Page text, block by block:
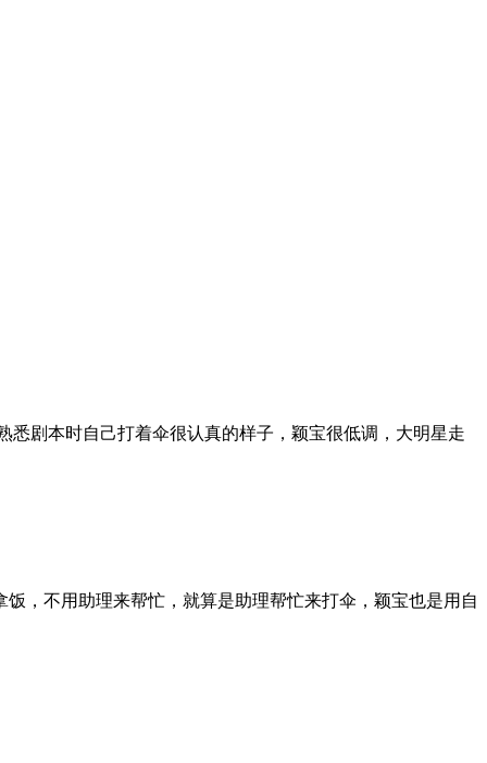
剧本时自己打着伞很认真的样子，颖宝很低调，大明星走
，不用助理来帮忙，就算是助理帮忙来打伞，颖宝也是用自